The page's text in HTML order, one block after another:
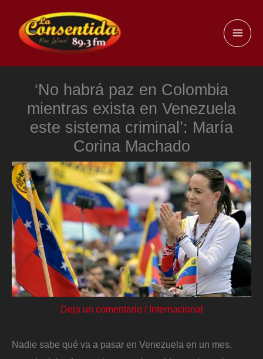
contenido
‘No habrá paz en Colombia
mientras exista en Venezuela
este sistema criminal’: María
Corina Machado
Deja un comentario / Internacional
Nadie sabe qué va a pasar en Venezuela en un mes,